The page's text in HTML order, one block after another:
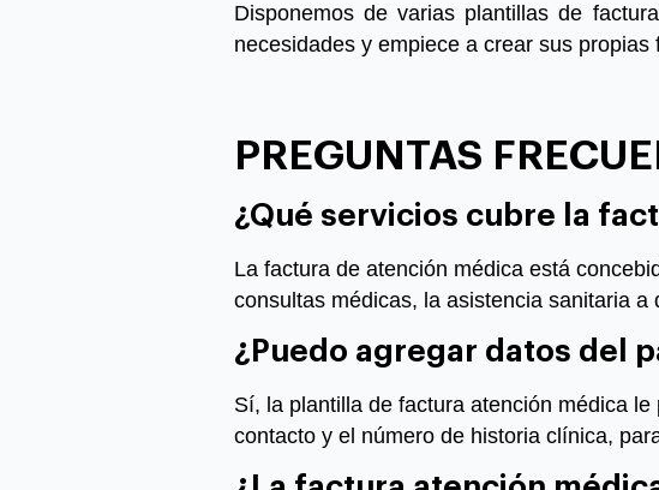
Disponemos de varias plantillas de
necesidades y empiece a crear sus propias
PREGUNTAS
¿Qué servicios cubre la
La factura de atención médica está
consultas médicas, la asistencia sanitaria
¿Puedo agregar datos del
Sí, la plantilla de factura atención médica
contacto y el número de historia clínica,